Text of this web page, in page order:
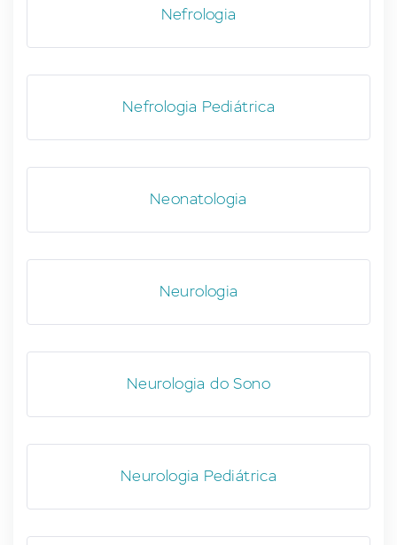
Nefrologia
Nefrologia Pediátrica
Neonatologia
Neurologia
Neurologia do Sono
Neurologia Pediátrica